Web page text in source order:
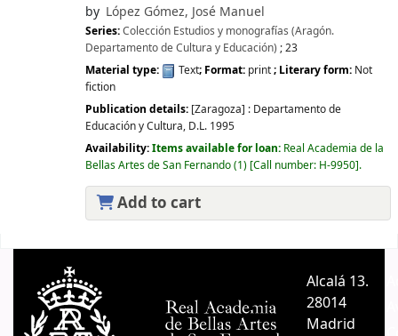
by López Gómez, José Manuel
Series:Colección Estudios y monografías (Aragón.
Departamento de Cultura y Educación) ; 23
Material type:
Text; Format: print; Literary form: Not
fiction
Publication details: [Zaragoza] : Departamento de
Educación y Cultura, D.L. 1995
Availability:Items available for loan: Real Academia de la
Bellas Artes de San Fernando(1) Call number: H-9950 .
Add to cart
Alcalá 13.
28014
Madrid